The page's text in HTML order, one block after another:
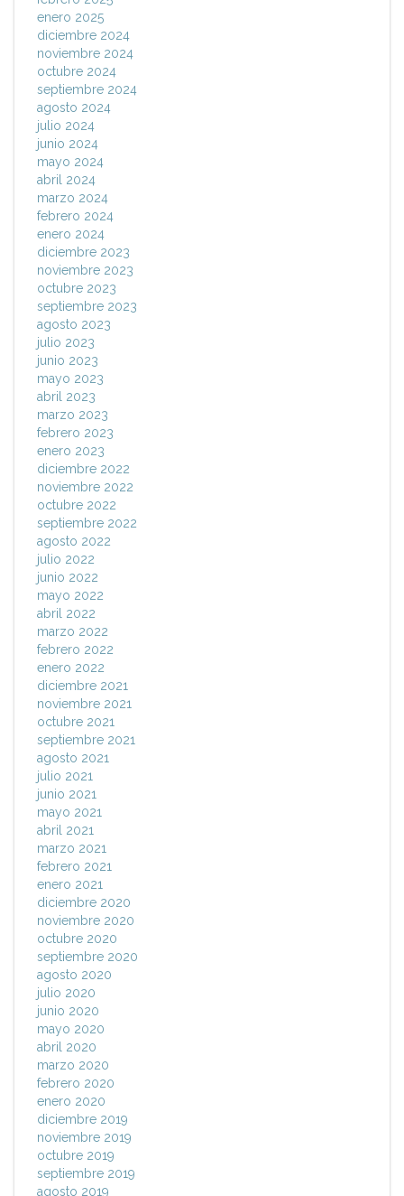
enero 2025
diciembre 2024
noviembre 2024
octubre 2024
septiembre 2024
agosto 2024
julio 2024
junio 2024
mayo 2024
abril 2024
marzo 2024
febrero 2024
enero 2024
diciembre 2023
noviembre 2023
octubre 2023
septiembre 2023
agosto 2023
julio 2023
junio 2023
mayo 2023
abril 2023
marzo 2023
febrero 2023
enero 2023
diciembre 2022
noviembre 2022
octubre 2022
septiembre 2022
agosto 2022
julio 2022
junio 2022
mayo 2022
abril 2022
marzo 2022
febrero 2022
enero 2022
diciembre 2021
noviembre 2021
octubre 2021
septiembre 2021
agosto 2021
julio 2021
junio 2021
mayo 2021
abril 2021
marzo 2021
febrero 2021
enero 2021
diciembre 2020
noviembre 2020
octubre 2020
septiembre 2020
agosto 2020
julio 2020
junio 2020
mayo 2020
abril 2020
marzo 2020
febrero 2020
enero 2020
diciembre 2019
noviembre 2019
octubre 2019
septiembre 2019
agosto 2019